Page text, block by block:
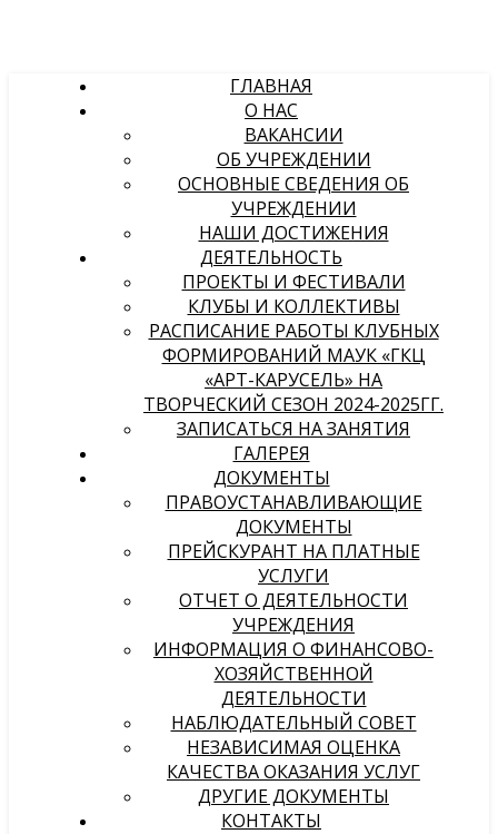
ГЛАВНАЯ
О НАС
ВАКАНСИИ
ОБ УЧРЕЖДЕНИИ
ОСНОВНЫЕ СВЕДЕНИЯ ОБ
УЧРЕЖДЕНИИ
НАШИ ДОСТИЖЕНИЯ
ДЕЯТЕЛЬНОСТЬ
ПРОЕКТЫ И ФЕСТИВАЛИ
КЛУБЫ И КОЛЛЕКТИВЫ
РАСПИСАНИЕ РАБОТЫ КЛУБНЫХ
ФОРМИРОВАНИЙ МАУК «ГКЦ
«АРТ-КАРУСЕЛЬ» НА
ТВОРЧЕСКИЙ СЕЗОН 2024-2025ГГ.
ЗАПИСАТЬСЯ НА ЗАНЯТИЯ
ГАЛЕРЕЯ
ДОКУМЕНТЫ
ПРАВОУСТАНАВЛИВАЮЩИЕ
ДОКУМЕНТЫ
ПРЕЙСКУРАНТ НА ПЛАТНЫЕ
УСЛУГИ
ОТЧЕТ О ДЕЯТЕЛЬНОСТИ
УЧРЕЖДЕНИЯ
ИНФОРМАЦИЯ О ФИНАНСОВО-
ХОЗЯЙСТВЕННОЙ
ДЕЯТЕЛЬНОСТИ
НАБЛЮДАТЕЛЬНЫЙ СОВЕТ
НЕЗАВИСИМАЯ ОЦЕНКА
КАЧЕСТВА ОКАЗАНИЯ УСЛУГ
ДРУГИЕ ДОКУМЕНТЫ
КОНТАКТЫ